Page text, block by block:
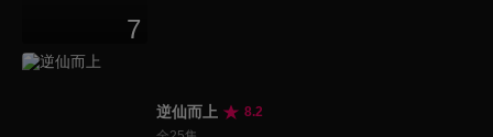
7
逆仙而上
8.2